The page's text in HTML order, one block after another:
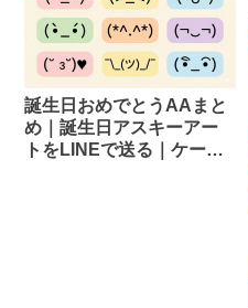
誕生日おめでとうAAまと
め｜誕生日アスキーアー
トをLINEで送る｜ケーキ